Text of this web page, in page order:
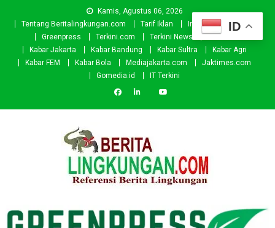
Kamis, Agustus 06, 2026
Tentang Beritalingkungan.com
Tarif Iklan Investor
Donasi
Greenpress
Terkini.com Terkini News
Kabar.id
Kabar Jakarta
Kabar Bandung Kabar Sultra
Kabar Agri
Kabar FEM
Kabar Bola Mediajakarta.com
Jaktimes.com
Gomedia.id
IT Terkini
ID